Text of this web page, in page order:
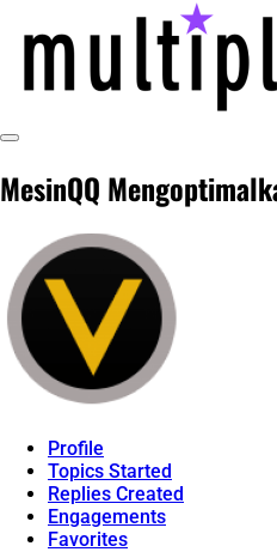
content
Toggle
MesinQQ
Profile
Topics Started
Replies Created
Engagements
Favorites